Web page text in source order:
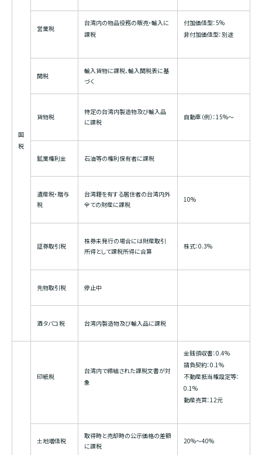
国
税
営業税
台湾内の物品役務の販売・輸入に
課税
付加価値型：5%
非付加価値型：別途
関税
輸入貨物に課税、輸入関税表に基
づく
貨物税
特定の台湾内製造物及び輸入品
に課税
自動車（例）：15%～
鉱業権利金 石油等の権利保有者に課税
遺産税・贈与
税
台湾籍を有する居住者の台湾内外
全ての財産に課税
10%
証券取引税
株券未発行の場合には財産取引
所得として課税所得に合算
株式：0.3%
先物取引税 停止中
酒タバコ税 台湾内製造物及び輸入品に課税
印紙税
台湾内で締結された課税文書が対
象
金銭領収書：0.4%
請負契約：0.1%
不動産抵当権設定等：
0.1%
動産売買：12元
土地増値税
取得時と売却時の公示価格の差額
に課税
20%～40%